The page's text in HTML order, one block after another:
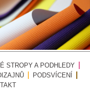
STROPY A PODHLEDY
PODSVÍCENÍ